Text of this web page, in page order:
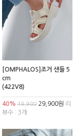
[OMPHALOS]조거 샌들 5
cm
(422V8)
40% 49,90029,900원 리
뷰수 : 3개